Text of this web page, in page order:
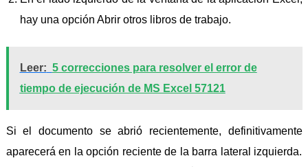
hay una opción Abrir otros libros de trabajo.
Leer: 5 correcciones para resolver el error de
tiempo de ejecución de MS Excel 57121
Si el documento se abrió recientemente, definitivamente
aparecerá en la opción reciente de la barra lateral izquierda.